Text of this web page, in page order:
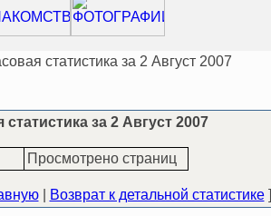
статистика за 2 Август 2007
статистика за 2 Август 2007
Просмотрено страниц
| Возврат к детальной статистике]